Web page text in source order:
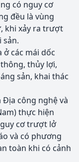
có nguy cơ
đều là vùng
khi xảy ra trượt
sản.
các mái dốc
thủy lợi,
sản, khai thác
công nghệ và
thực hiện
cơ trượt lở
và có phương
toàn khi có cảnh